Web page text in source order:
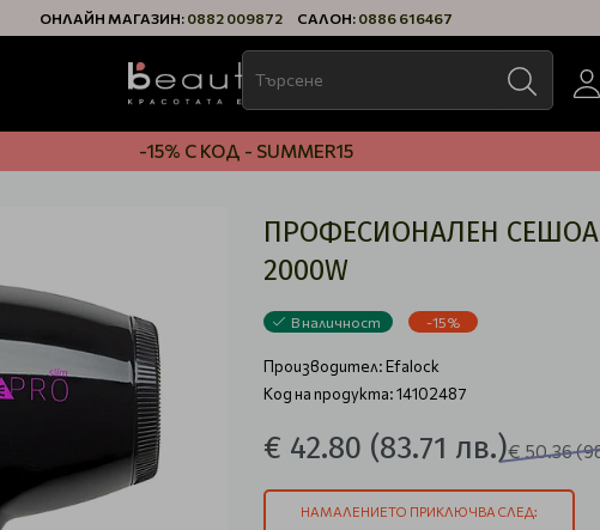
ОНЛАЙН МАГАЗИН: 0882 009872 САЛОН: 0886 616467
-15% С КОД - SUMMER15
ПРОФЕСИОНАЛЕН СЕШОАР
2000W
В наличност -15%
Производител:Efalock
Код на продукта: 14102487
€ 42.80 (83.71 лв.)€ 50.36
НАМАЛЕНИЕТО ПРИКЛЮЧВА СЛЕД: